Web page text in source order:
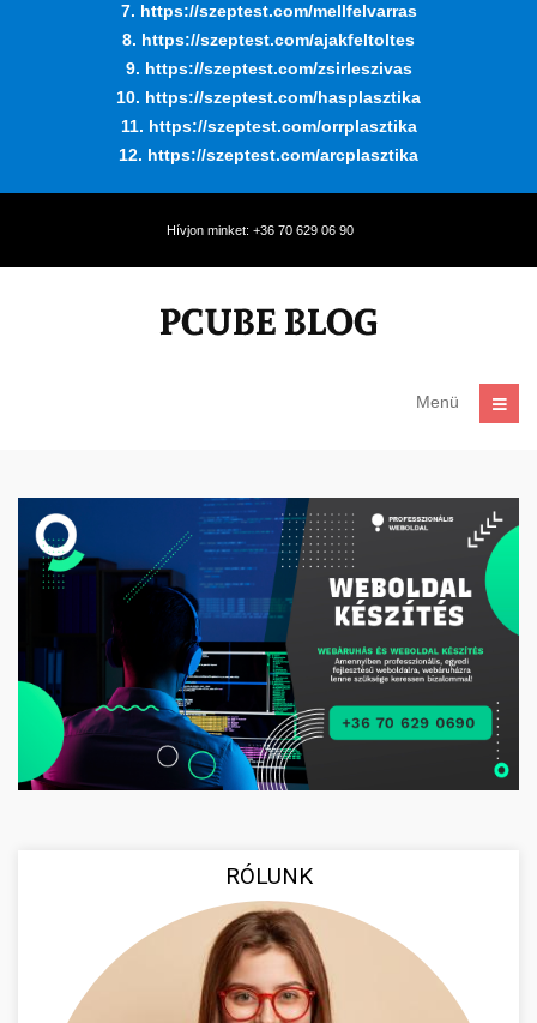
7. https://szeptest.com/mellfelvarras
8. https://szeptest.com/ajakfeltoltes
9. https://szeptest.com/zsirleszivas
10. https://szeptest.com/hasplasztika
11. https://szeptest.com/orrplasztika
12. https://szeptest.com/arcplasztika
Hívjon minket: +36 70 629 06 90
Menü
RÓLUNK